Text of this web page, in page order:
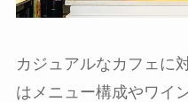
カジュアルなカフェに
はメニュー構成やワイ